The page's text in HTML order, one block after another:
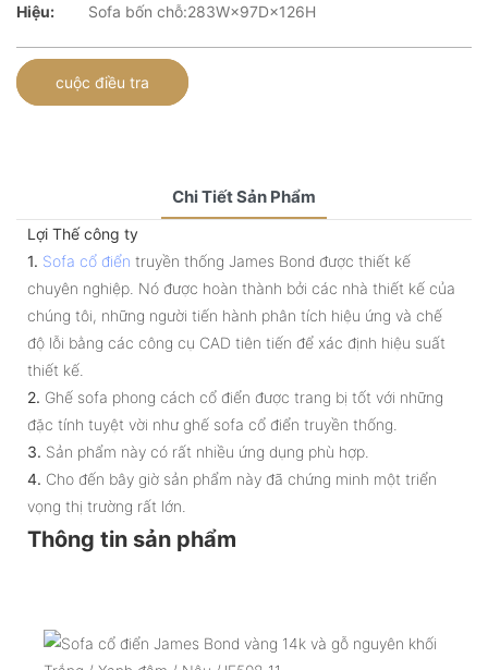
Hiệu:
Sofa bốn chỗ:283W×97D×126H
cuộc điều tra
Chi Tiết Sản Phẩm
Lợi Thế công ty
1. Sofa cổ điển truyền thống James Bond được thiết kế
chuyên nghiệp. Nó được hoàn thành bởi các nhà thiết kế của
chúng tôi, những người tiến hành phân tích hiệu ứng và chế
độ lỗi bằng các công cụ CAD tiên tiến để xác định hiệu suất
thiết kế.
2. Ghế sofa phong cách cổ điển được trang bị tốt với những
đặc tính tuyệt vời như ghế sofa cổ điển truyền thống.
3. Sản phẩm này có rất nhiều ứng dụng phù hợp.
4. Cho đến bây giờ sản phẩm này đã chứng minh một triển
vọng thị trường rất lớn.
Thông tin sản phẩm